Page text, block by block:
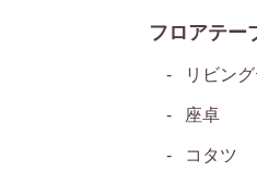
フロアテー
リビン
座卓
コタツ